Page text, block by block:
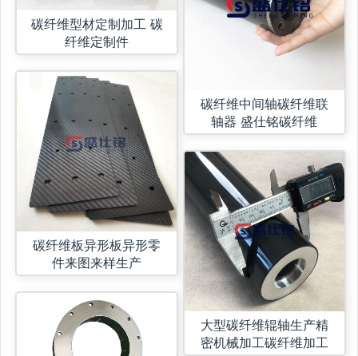
碳纤维型材定制加工 碳
纤维定制件
碳纤维板异形板异形零
件来图来样生产
碳纤维中间轴碳纤维联
轴器 盛仕铭碳纤维
大型碳纤维辊轴生产精
密机械加工碳纤维加工